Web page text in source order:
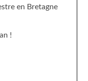
en Bretagne
!